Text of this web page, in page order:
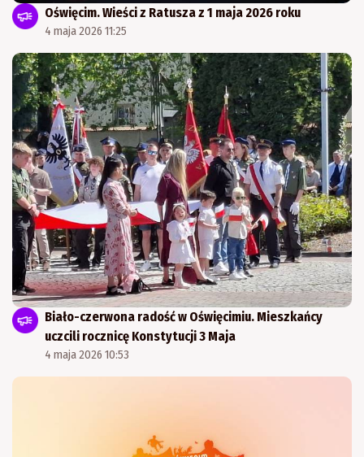
Oświęcim. Wieści z Ratusza z 1 maja 2026 roku
4 maja 2026 11:25
Biało-czerwona radość w Oświęcimiu. Mieszkańcy
uczcili rocznicę Konstytucji 3 Maja
4 maja 2026 10:53